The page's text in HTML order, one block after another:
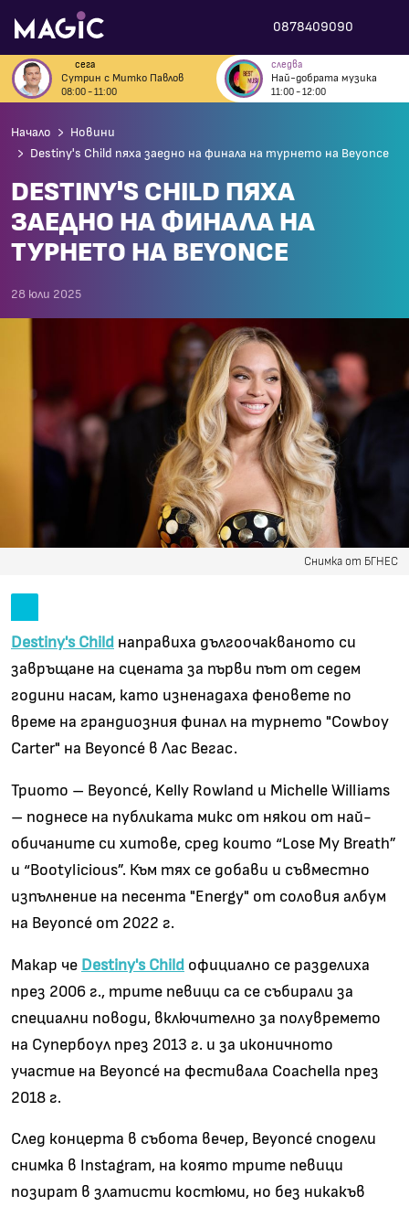
0878409090
сега
Сутрин с Митко Павлов
08:00 - 11:00
следва
Най-добрата музика
11:00 - 12:00
Начало
Новини
Destiny's Child пяха заедно на финала на турнето на Beyonce
DESTINY'S CHILD ПЯХА
ЗАЕДНО НА ФИНАЛА НА
ТУРНЕТО НА BEYONCE
28 юли 2025
Снимка от БГНЕС
Destiny's Child направиха дългоочакваното си
завръщане на сцената за първи път от седем
години насам, като изненадаха феновете по
време на грандиозния финал на турнето "Cowboy
Carter" на Beyoncé в Лас Вегас.
Триото – Beyoncé, Kelly Rowland и Michelle Williams
– поднесе на публиката микс от някои от най-
обичаните си хитове, сред които “Lose My Breath”
и “Bootylicious”. Към тях се добави и съвместно
изпълнение на песента "Energy" от соловия албум
на Beyoncé от 2022 г.
Макар че Destiny's Child официално се разделиха
през 2006 г., трите певици са се събирали за
специални поводи, включително за полувремето
на Супербоул през 2013 г. и за иконичното
участие на Beyoncé на фестивала Coachella през
2018 г.
След концерта в събота вечер, Beyoncé сподели
снимка в Instagram, на която трите певици
позират в златисти костюми, но без никакъв